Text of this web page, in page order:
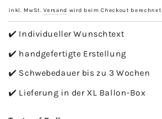
inkl. MwSt.Versand wird beim Checkout berechnet
✔️ Individueller Wunschtext
✔️ handgefertigte Erstellung
✔️ Schwebedauer bis zu 3 Wochen
✔️ Lieferung in der XL Ballon-Box